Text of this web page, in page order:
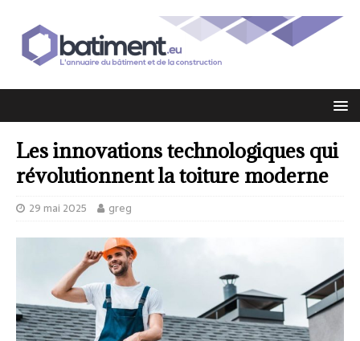
Les innovations technologiques qui
révolutionnent la toiture moderne
29 mai 2025 greg